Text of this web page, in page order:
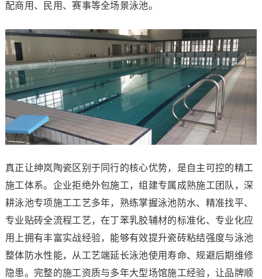
配商用、民用、赛事等全场景泳池。
真正让绅岚陶瓷区别于同行的核心优势，是自主可控的精工
施工体系。企业拒绝外包施工，组建专属成熟施工团队，深
耕泳池专项施工工艺多年，熟练掌握泳池防水、精准找平、
专业贴砖全流程工艺，在丁苯乳胶辅材的标准化、专业化应
用上拥有丰富实战经验，能够有效提升瓷砖粘结强度与泳池
整体防水性能，从工艺端延长泳池使用寿命、规避后期维修
隐患。完整的施工资质与多年大型场馆施工经验，让品牌顺